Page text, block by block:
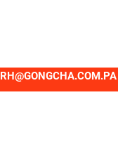
RH@GONGCHA.COM.PA